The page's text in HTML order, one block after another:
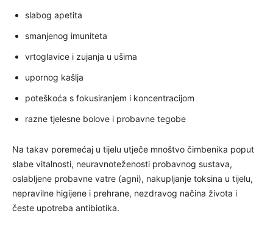
slabog apetita
smanjenog imuniteta
vrtoglavice i zujanja u ušima
upornog kašlja
poteškoća s fokusiranjem i koncentracijom
razne tjelesne bolove i probavne tegobe
Na takav poremećaj u tijelu utječe mnoštvo čimbenika poput
slabe vitalnosti, neuravnoteženosti probavnog sustava,
oslabljene probavne vatre (agni), nakupljanje toksina u tijelu,
nepravilne higijene i prehrane, nezdravog načina života i
česte upotreba antibiotika.